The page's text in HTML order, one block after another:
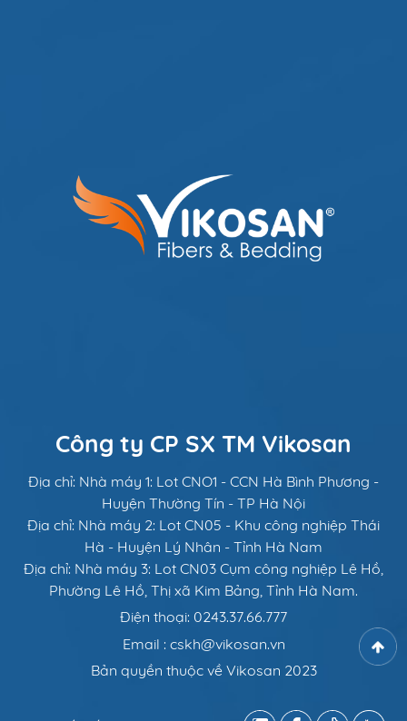
Công ty CP SX TM Vikosan
Địa chỉ: Nhà máy 1: Lot CNO1 - CCN Hà Bình Phương -
Huyện Thường Tín - TP Hà Nội
Địa chỉ: Nhà máy 2: Lot CN05 - Khu công nghiệp Thái
Hà - Huyện Lý Nhân - Tỉnh Hà Nam
Địa chỉ: Nhà máy 3: Lot CN03 Cụm công nghiệp Lê Hồ,
Phường Lê Hồ, Thị xã Kim Bảng, Tỉnh Hà Nam.
Điện thoại: 0243.37.66.777
Email : cskh@vikosan.vn
Bản quyền thuộc về Vikosan 2023